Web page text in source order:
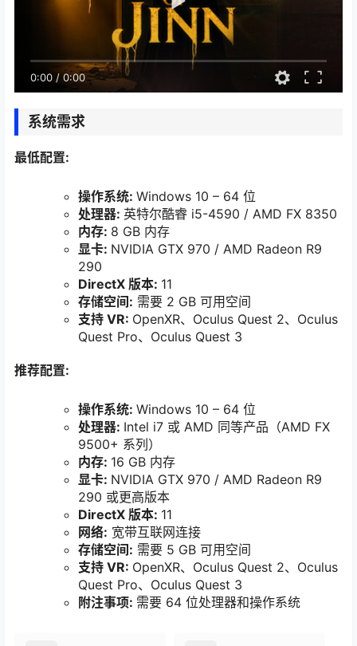
0:00 / 0:00
系统需求
最低配置:
操作系统: Windows 10 – 64 位
处理器: 英特尔酷睿 i5-4590 / AMD FX 8350
内存: 8 GB 内存
显卡: NVIDIA GTX 970 / AMD Radeon R9
290
DirectX 版本: 11
存储空间: 需要 2 GB 可用空间
支持 VR: OpenXR、Oculus Quest 2、Oculus
Quest Pro、Oculus Quest 3
推荐配置:
操作系统: Windows 10 – 64 位
处理器: Intel i7 或 AMD 同等产品（AMD FX
9500+ 系列）
内存: 16 GB 内存
显卡: NVIDIA GTX 970 / AMD Radeon R9
290 或更高版本
DirectX 版本: 11
网络: 宽带互联网连接
存储空间: 需要 5 GB 可用空间
支持 VR: OpenXR、Oculus Quest 2、Oculus
Quest Pro、Oculus Quest 3
附注事项: 需要 64 位处理器和操作系统